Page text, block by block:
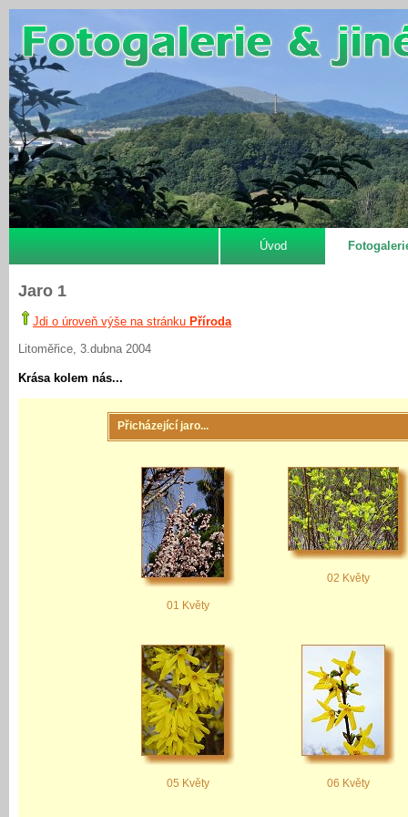
Úvod
Jaro 1
Jdi o úroveň výše na stránku Příroda
Litoměřice, 3.dubna 2004
Krása kolem nás...